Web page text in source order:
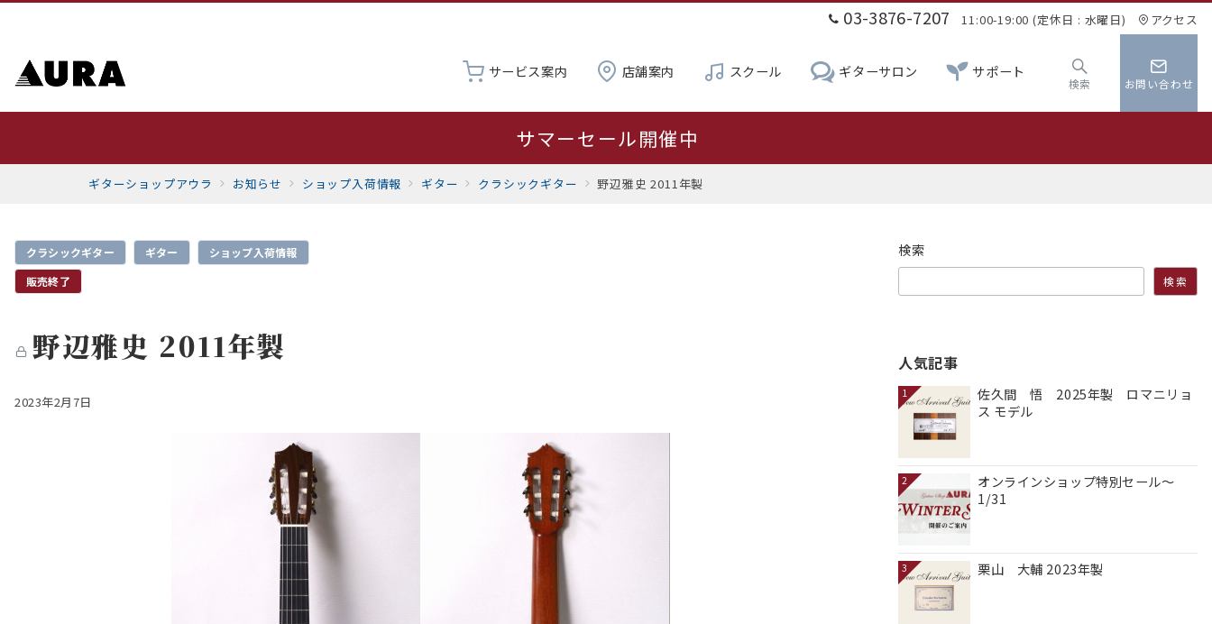
03-3876-7207 11:00-19:00 (定休日 : 水曜日) アクセス
サービス案内 店舗案内 スクール ギターサロン サポート
検索 お問い合わせ
サマーセール開催中
夏季休業 8月19日～23日
ギターショップアウラ お知らせ ショップ入荷情報 ギター クラシックギター 野辺雅史 2011年製
クラシックギター ギター
ショップ入荷情報
販売終了
野辺雅史 2011年製
2023年2月7日
検索
検索
人気記事
1
佐久間 悟 2025年製 ロマニリョ
ス モデル
2
オンラインショップ特別セール～
1/31
3 栗山 大輔 2023年製